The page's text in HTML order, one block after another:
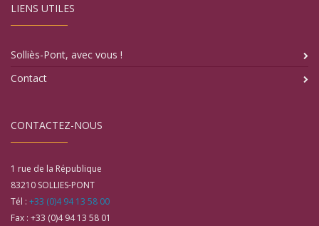
LIENS UTILES
Solliès-Pont, avec vous !
Contact
CONTACTEZ-NOUS
1 rue de la République
83210 SOLLIES-PONT
Tél : +33 (0)4 94 13 58 00
Fax : +33 (0)4 94 13 58 01